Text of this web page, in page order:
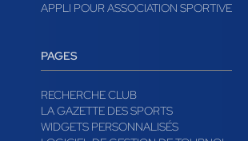
APPLI POUR ASSOCIATION SPORTIVE
PAGES
RECHERCHE CLUB
LA GAZETTE DES SPORTS
WIDGETS PERSONNALISÉS